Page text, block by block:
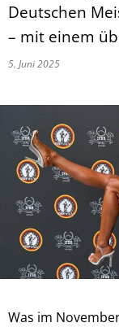
Deutschen
– mit einem
5. Juni 2025
Was im